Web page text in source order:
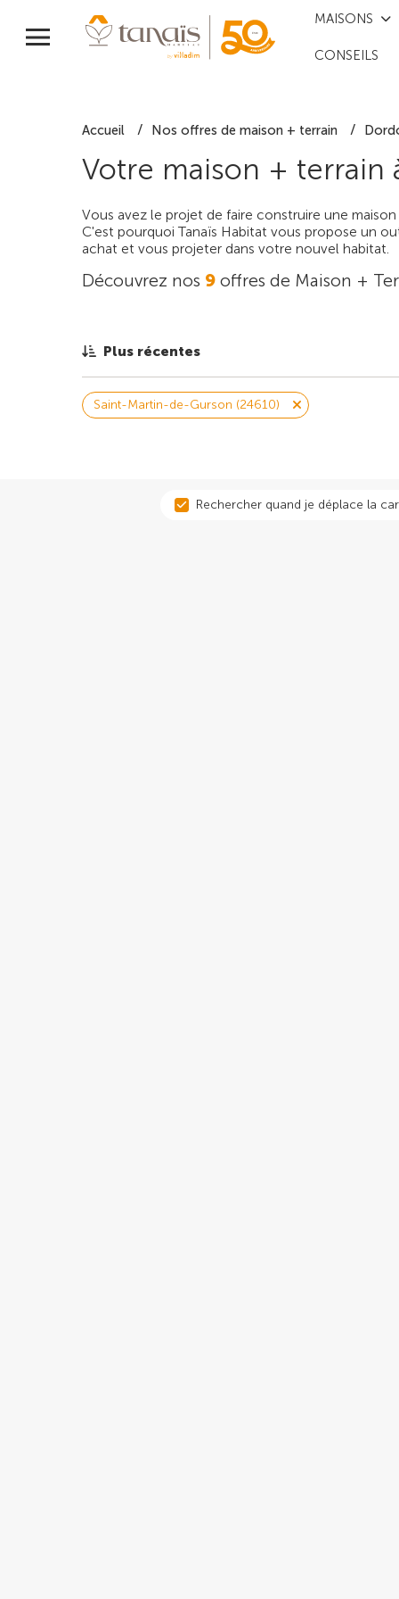
MAISONS
CONSEILS
Accueil Nos offres de maison + terrain
Votre maison + terrain
Vous avez le projet de faire construire une
C'est pourquoi Tanaïs Habitat vous propose un
achat et vous projeter dans votre nouvel habitat.
Découvrez nos 9 offres de Maison +
Plus récentes
Saint-Martin-de-Gurson (24610)
Rechercher quand je déplace la